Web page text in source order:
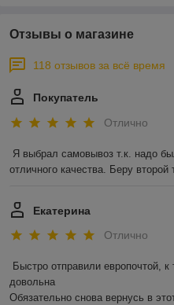
Отзывы о магазине
118 отзывов за всё время
Покупатель
Отлично
Я выбрал самовывоз т.к. надо
отличного качества. Беру второй
Екатерина
Отлично
Быстро отправили европочтой, к
довольна
Обязательно снова вернусь в